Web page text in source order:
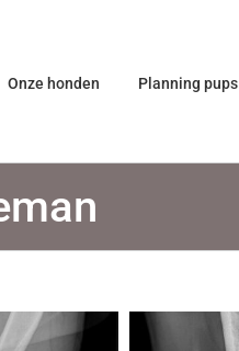
Onze honden Planning pups